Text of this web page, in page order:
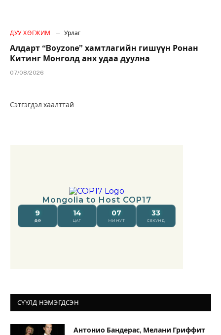
ДУУ ХӨГЖИМ Урлаг
Алдарт “Boyzone” хамтлагийн гишүүн Ронан
Китинг Монголд анх удаа дуулна
07/08/2026
Сэтгэгдэл хаалттай
СҮҮЛД НЭМЭГДСЭН
Антонио Бандерас, Мелани Гриффит